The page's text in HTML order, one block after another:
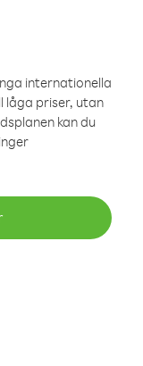
internationella
låga priser, utan
kan du